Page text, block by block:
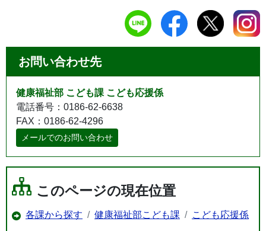
お問い合わせ先
健康福祉部 こども課 こども応援係
電話番号：0186-62-6638
FAX：0186-62-4296
メールでのお問い合わせ
このページの現在位置
各課から探す 健康福祉部こども課 こども応援係